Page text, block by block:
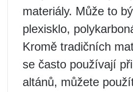
materiály. Může to
plexisklo,
Kromě tradičních
se často používají
altánů, můžete